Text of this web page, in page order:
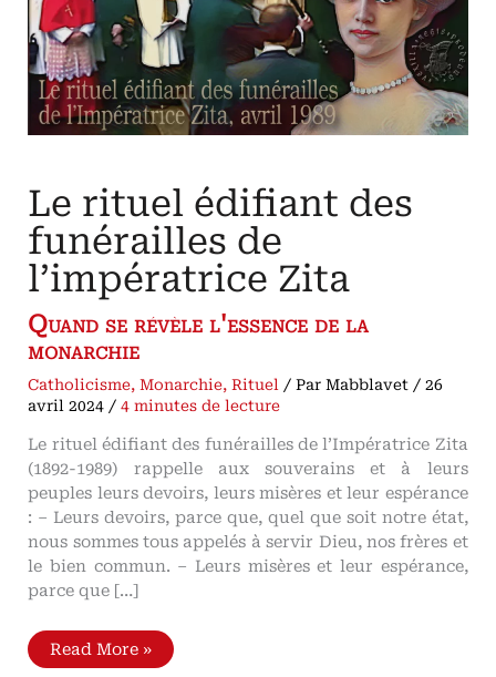
Le rituel édifiant des
funérailles de
l’impératrice Zita
Quand se révèle l'essence de la
monarchie
Catholicisme,Monarchie,Rituel / ParMabblavet /26
avril 2024 /4 minutes de lecture
Le rituel édifiant des funérailles de l’Impératrice Zita
(1892-1989) rappelle aux souverains et à leurs
peuples leurs devoirs, leurs misères et leur espérance
: – Leurs devoirs, parce que, quel que soit notre état,
nous sommes tous appelés à servir Dieu, nos frères et
le bien commun. – Leurs misères et leur espérance,
parce que […]
Le
rituel
Read More »